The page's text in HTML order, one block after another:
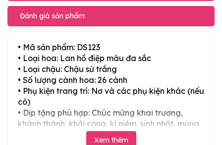
Đánh giá sản phẩm
• Mã sản phẩm: DS123
• Loại hoa: Lan hồ điệp màu đa sắc
• Loại chậu: Chậu sứ trắng
• Số lượng cành hoa: 26 cành
• Phụ kiện trang trí: Nơ và các phụ kiện khác (nếu
có)
• Dịp tặng phù hợp: Chúc mừng khai trương,
khánh thành, khởi công, kỉ niệm, sinh nhật, mừng
thọ, mừng cưới, tân gia và các ngày lễ tết trong
Xem thêm